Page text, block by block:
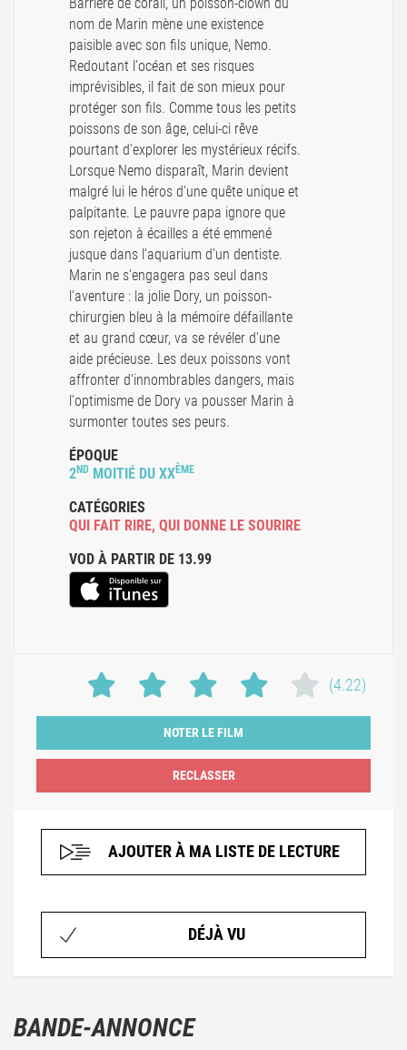
nom de Marin mène une existence
paisible avec son fils unique, Nemo.
Redoutant l'océan et ses risques
imprévisibles, il fait de son mieux pour
protéger son fils. Comme tous les petits
poissons de son âge, celui-ci rêve
pourtant d'explorer les mystérieux récifs.
Lorsque Nemo disparaît, Marin devient
malgré lui le héros d'une quête unique et
palpitante. Le pauvre papa ignore que
son rejeton à écailles a été emmené
jusque dans l'aquarium d'un dentiste.
Marin ne s'engagera pas seul dans
l'aventure : la jolie Dory, un poisson-
chirurgien bleu à la mémoire défaillante
et au grand cœur, va se révéler d'une
aide précieuse. Les deux poissons vont
affronter d'innombrables dangers, mais
l'optimisme de Dory va pousser Marin à
surmonter toutes ses peurs.
ÉPOQUE
2ND MOITIÉ DU XXÈME
CATÉGORIES
QUI FAIT RIRE, QUI DONNE LE SOURIRE
VOD À PARTIR DE 13.99
(4.22)
NOTER LE FILM
AJOUTER À MA LISTE DE LECTURE
DÉJÀ VU
BANDE-ANNONCE